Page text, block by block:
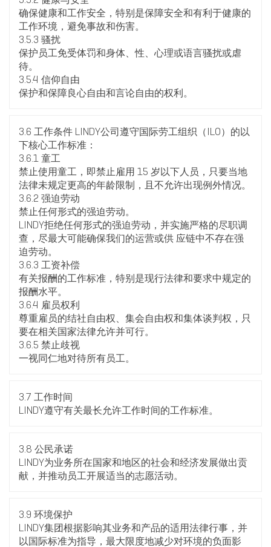
确保健康和工作安全，特别是保障安全和有利于健康的
工作环境，避免事故和伤害。
3.5.3 骚扰
保护员工免受体罚和身体、性、心理或语言骚扰或虐
待。
3.5.4 信仰自由
保护和保障良心自由和言论自由的权利。
3.6 工作条件 LINDY公司遵守国际劳工组织（ILO）的以
下核心工作标准：
3.6.1 童工
禁止使用童工，即禁止雇用 15 岁以下人员，只要当地
法律未规定更高的年龄限制，且不允许出现例外情况。
3.6.2 强迫劳动
禁止任何形式的强迫劳动。
LINDY拒绝任何形式的强迫劳动，并实施严格的尽职调
查，尽最大可能确保我们的运营或供 应链中不存在强
迫劳动。
3.6.3 工资补偿
有关报酬的工作标准，特别是现行法律和要求中规定的
报酬水平。
3.6.4 雇员权利
尊重雇员的结社自由权、集会自由权和集体谈判权，只
要在相关国家法律允许并可行。
3.6.5 禁止歧视
一视同仁地对待所有员工。
3.7 工作时间
LINDY遵守有关最长允许工作时间的工作标准。
3.8 公民承诺
LINDY为业务所在国家和地区的社会和经济发展做出贡
献，并推动员工开展适当的志愿活动。
3.9 环境保护
LINDY集团根据影响其业务和产品的适用法律行事，并
以国际标准为指导，最大限度地减少对环境的负面影